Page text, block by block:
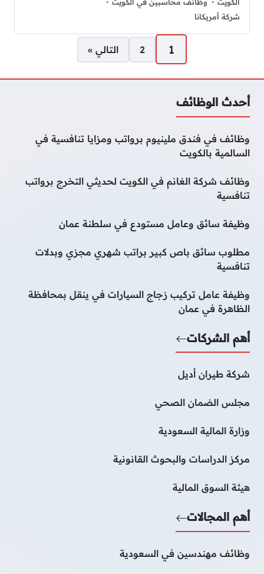
شركة أمريكانا
1
2 التالي »
أحدث الوظائف
وظائف في فندق ملينيوم برواتب ومزايا تنافسية في
السالمية بالكويت
وظائف شركة الغانم في الكويت لحديثي التخرج برواتب
تنافسية
وظيفة سائق وعامل مستودع في سلطنة عمان
مطلوب سائق باص كبير براتب شهري مجزي وبدلات
تنافسية
وظيفة عامل تركيب زجاج السيارات في ينقل بمحافظة
الظاهرة في عمان
أهم الشركات
شركة طيران أديل
مجلس الضمان الصحي
وزارة المالية السعودية
مركز الدراسات والبحوث القانونية
هيئة السوق المالية
أهم المجالات
وظائف مهندسين في السعودية